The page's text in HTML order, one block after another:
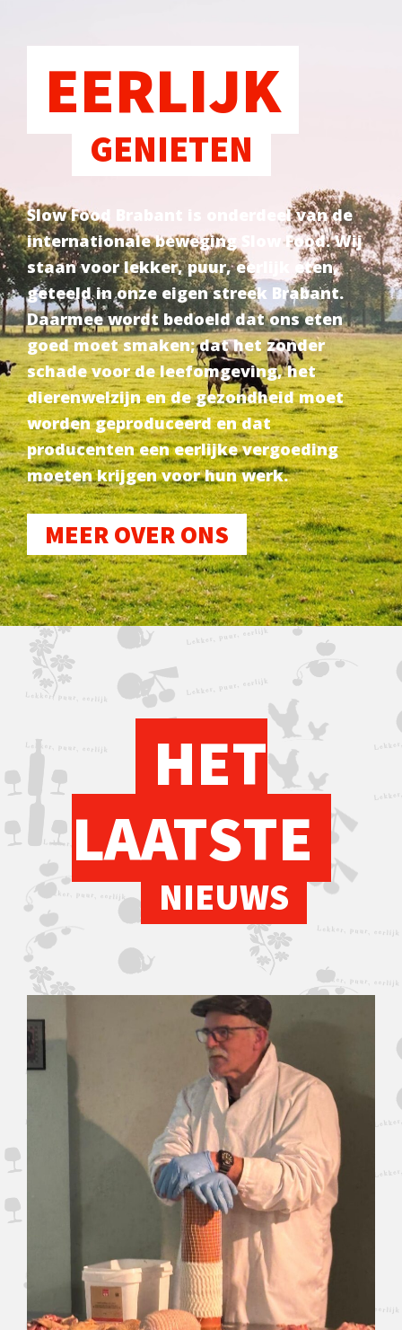
EERLIJK
GENIETEN
Slow Food Brabant is onderdeel van de
internationale beweging Slow Food. Wij
staan voor lekker, puur, eerlijk eten,
geteeld in onze eigen streek Brabant.
Daarmee wordt bedoeld dat ons eten
goed moet smaken; dat het zonder
schade voor de leefomgeving, het
dierenwelzijn en de gezondheid moet
worden geproduceerd en dat
producenten een eerlijke vergoeding
moeten krijgen voor hun werk.
MEER OVER ONS
HET
LAATSTE
NIEUWS